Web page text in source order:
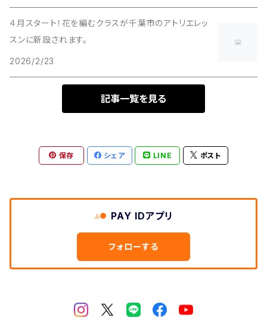
４月スタート！花を編むクラスが千葉市のアトリエレッ
スンに新設されます。
2026/2/23
記事一覧を見る
保存 シェア LINE ポスト
PAY IDアプリ
フォローする